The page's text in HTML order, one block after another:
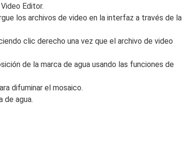
Editor.
los archivos de video en la interfaz a través de la
clic derecho una vez que el archivo de video
de la marca de agua usando las funciones de
difuminar el mosaico.
de agua.